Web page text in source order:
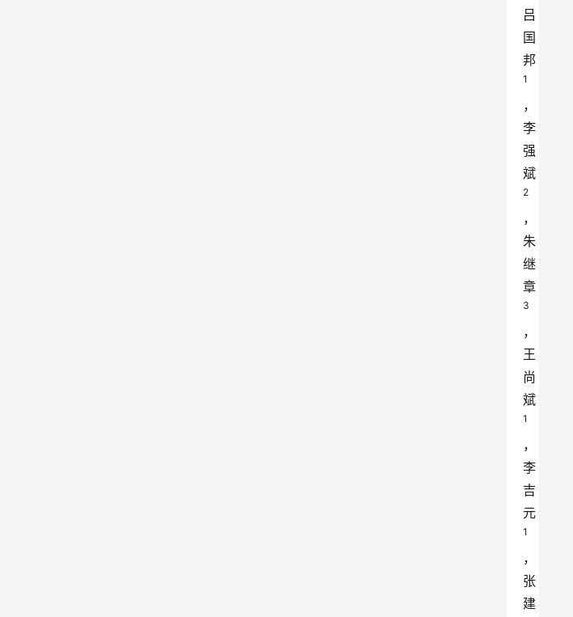
吕
国
邦
1
，
李
强
斌
，
朱
继
章
3
，
王
尚
斌
1
，
李
吉
元
，
张
建